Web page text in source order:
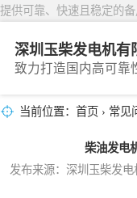
提供可靠、快速且稳定的
深圳玉柴发电机有
致力打造国内高可靠
当前位置： 首页 › 常见
柴油发电
发布来源：深圳玉柴
固定开放式